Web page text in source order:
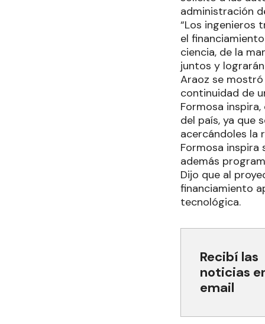
administración
“Los ingenieros
el
ciencia, de la
juntos y
Araoz se
continuidad de
Formosa
del país, ya que
acercándoles la
Formosa
además
Dijo que al
financiamiento
tecnológica.
Recibí las
noticias
email